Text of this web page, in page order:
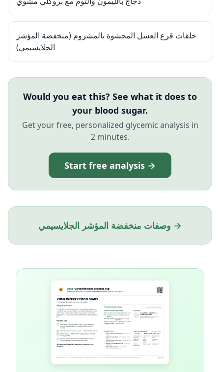
حلقات قرع العسل المحشوة بالمشروم (منخفضة المؤشر
الجلايسيمي)
Would you eat this? See what it does to
your blood sugar.
Get your free, personalized glycemic analysis in
2 minutes.
Start free analysis →
وصفات منخفضة المؤشر الجلايسيمي →